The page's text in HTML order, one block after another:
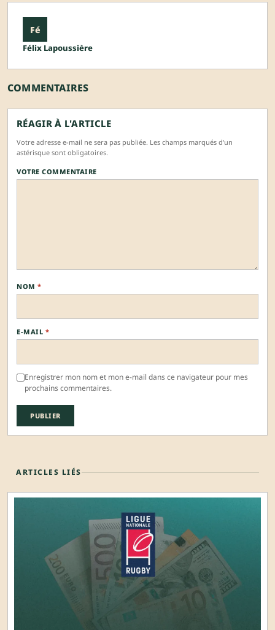
Fé
Félix Lapoussière
COMMENTAIRES
RÉAGIR À L'ARTICLE
Votre adresse e-mail ne sera pas publiée. Les champs marqués d'un
astérisque sont obligatoires.
VOTRE COMMENTAIRE
NOM *
E-MAIL *
Enregistrer mon nom et mon e-mail dans ce navigateur pour mes
prochains commentaires.
ARTICLES LIÉS